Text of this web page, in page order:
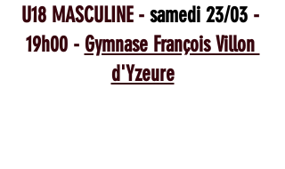
U18 MASCULINE - samedi 23/03 -
19h00 - Gymnase François Villon
d'Yzeure